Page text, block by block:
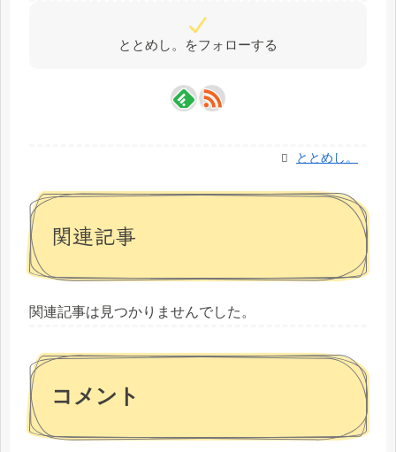
ととめし。をフォローする
ととめし。
関連記事
関連記事は見つかりませんでした。
コメント